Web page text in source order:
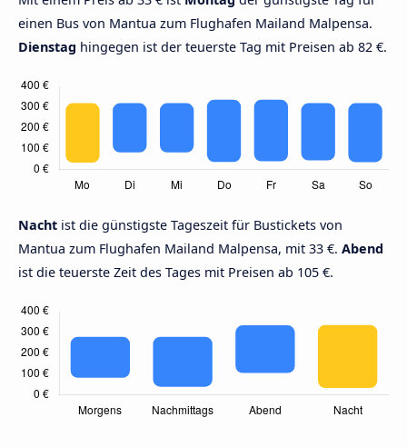
einen Bus von Mantua zum Flughafen Mailand Malpensa.
Dienstag hingegen ist der teuerste Tag mit Preisen ab 82 €.
Nacht ist die günstigste Tageszeit für Bustickets von
Mantua zum Flughafen Mailand Malpensa, mit 33 €. Abend
ist die teuerste Zeit des Tages mit Preisen ab 105 €.